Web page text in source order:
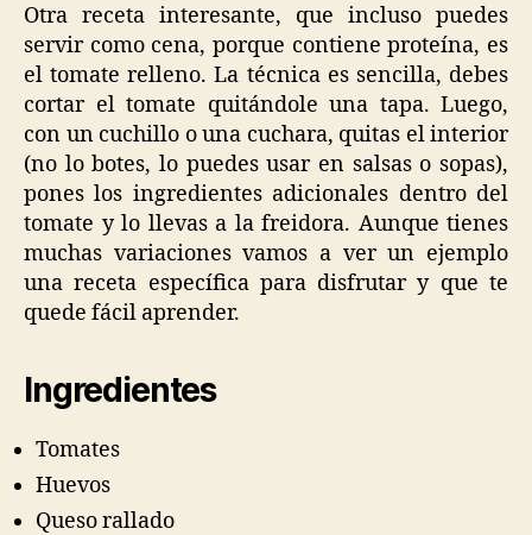
Otra receta interesante, que incluso puedes
servir como cena, porque contiene proteína, es
el tomate relleno. La técnica es sencilla, debes
cortar el tomate quitándole una tapa. Luego,
con un cuchillo o una cuchara, quitas el interior
(no lo botes, lo puedes usar en salsas o sopas),
pones los ingredientes adicionales dentro del
tomate y lo llevas a la freidora. Aunque tienes
muchas variaciones vamos a ver un ejemplo
una receta específica para disfrutar y que te
quede fácil aprender.
Ingredientes
Tomates
Huevos
Queso rallado